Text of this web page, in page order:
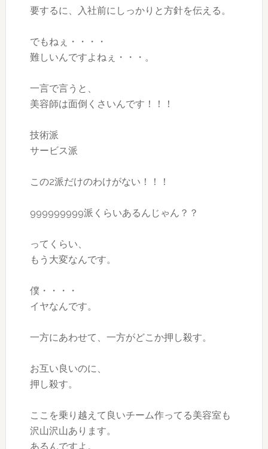
要するに、入社前にしっかりと方針を伝える。
でもねぇ・・・・
難しいんですよねぇ・・・。
一言で言うと、
美容師は面倒くさいんです！！！
技術派
サービス派
この2派だけのわけがない！！！
999999999派くらいあるんじゃん？？
ってくらい、
もう大変なんです。
僕・・・・
イヤなんです。
一方にあわせて、一方がどこか押し殺す。
お互い良いのに、
押し殺す。
ここを乗り越えて良いチーム作ってる美容室も
沢山沢山あります。
あるんですよ。